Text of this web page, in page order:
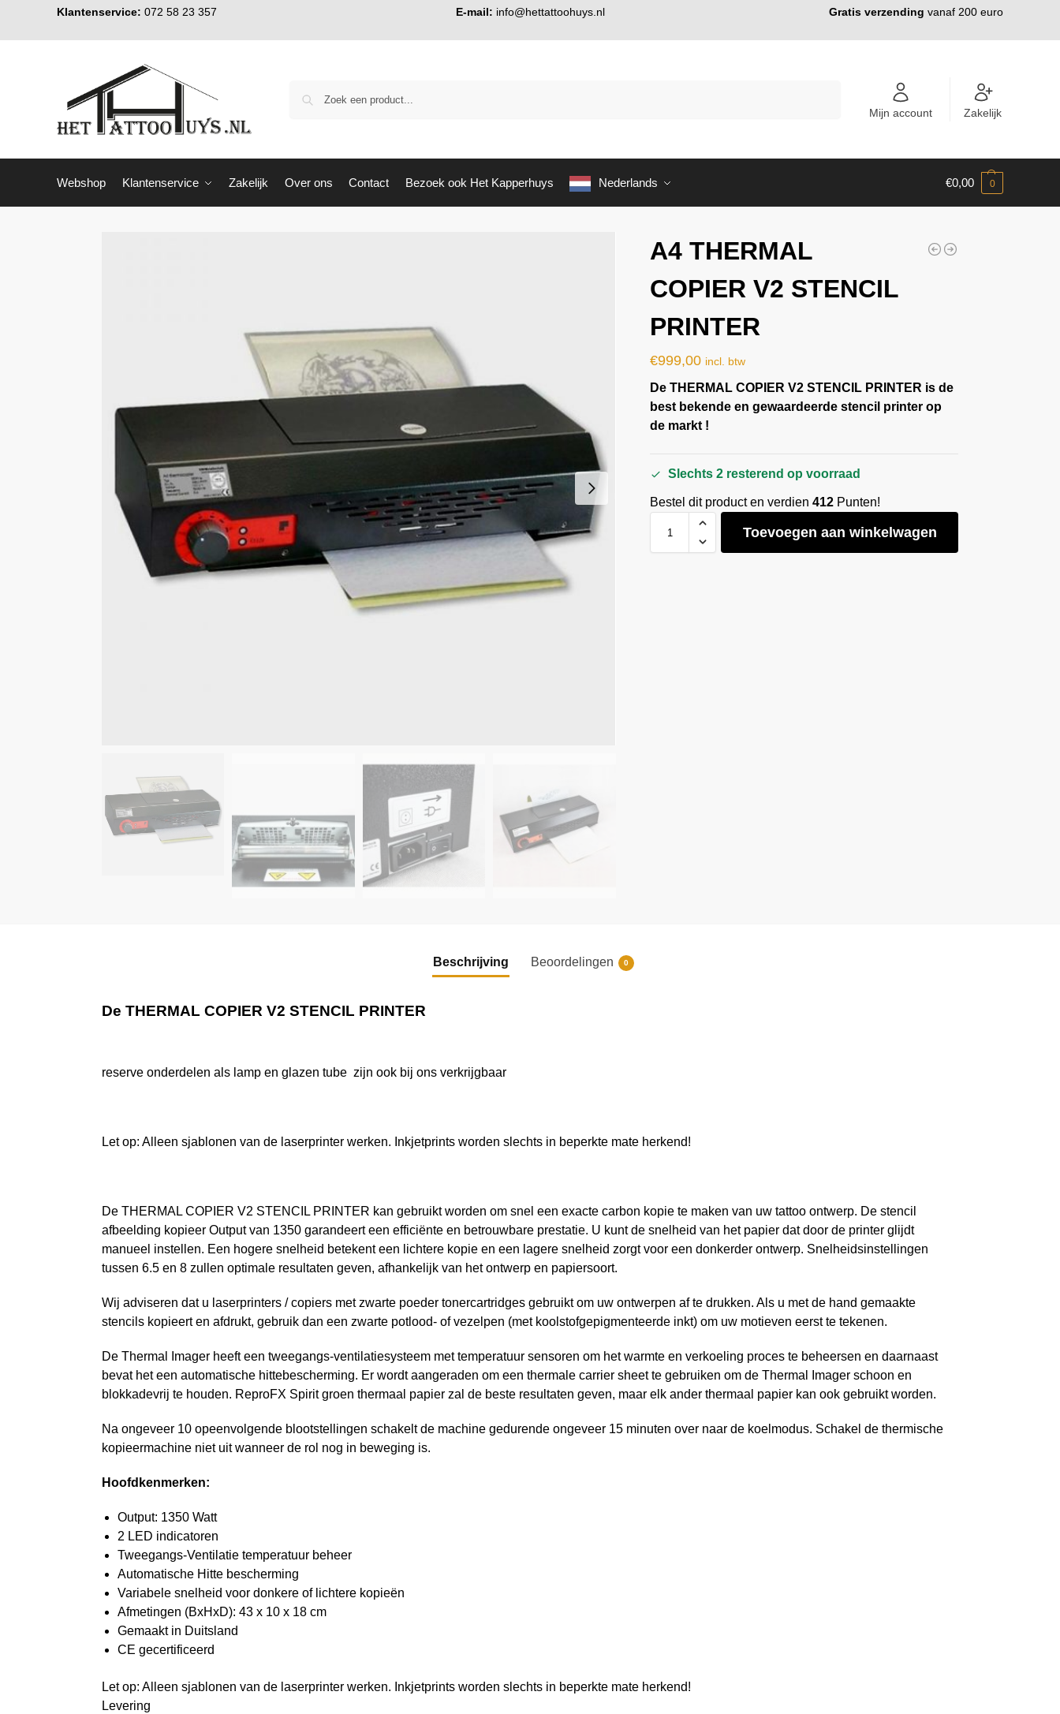
Klantenservice: 072 58 23 357 E-mail: info@hettattoohuys.nl Gratis verzending vanaf 200 euro
Mijn account Zakelijk
Webshop Klantenservice Zakelijk Over ons Contact Bezoek ook Het Kapperhuys Nederlands €0,00 0
A4 THERMAL
COPIER V2 STENCIL
PRINTER
€999,00 incl. btw
De THERMAL COPIER V2 STENCIL PRINTER is de
best bekende en gewaardeerde stencil printer op
de markt !
Slechts 2 resterend op voorraad
Bestel dit product en verdien412 Punten!
Toevoegen aan winkelwagen
Beschrijving Beoordelingen 0
De THERMAL COPIER V2 STENCIL PRINTER
reserve onderdelen als lamp en glazen tube zijn ook bij ons verkrijgbaar
Let op: Alleen sjablonen van de laserprinter werken. Inkjetprints worden slechts in beperkte mate herkend!
De THERMAL COPIER V2 STENCIL PRINTER kan gebruikt worden om snel een exacte carbon kopie te maken van uw tattoo ontwerp. De stencil
afbeelding kopieer Output van 1350 garandeert een efficiënte en betrouwbare prestatie. U kunt de snelheid van het papier dat door de printer glijdt
manueel instellen. Een hogere snelheid betekent een lichtere kopie en een lagere snelheid zorgt voor een donkerder ontwerp. Snelheidsinstellingen
tussen 6.5 en 8 zullen optimale resultaten geven, afhankelijk van het ontwerp en papiersoort.
Wij adviseren dat u laserprinters / copiers met zwarte poeder tonercartridges gebruikt om uw ontwerpen af te drukken. Als u met de hand gemaakte
stencils kopieert en afdrukt, gebruik dan een zwarte potlood- of vezelpen (met koolstofgepigmenteerde inkt) om uw motieven eerst te tekenen.
De Thermal Imager heeft een tweegangs-ventilatiesysteem met temperatuur sensoren om het warmte en verkoeling proces te beheersen en daarnaast
bevat het een automatische hittebescherming. Er wordt aangeraden om een thermale carrier sheet te gebruiken om de Thermal Imager schoon en
blokkadevrij te houden. ReproFX Spirit groen thermaal papier zal de beste resultaten geven, maar elk ander thermaal papier kan ook gebruikt worden.
Na ongeveer 10 opeenvolgende blootstellingen schakelt de machine gedurende ongeveer 15 minuten over naar de koelmodus. Schakel de thermische
kopieermachine niet uit wanneer de rol nog in beweging is.
Hoofdkenmerken:
Output: 1350 Watt
2 LED indicatoren
Tweegangs-Ventilatie temperatuur beheer
Automatische Hitte bescherming
Variabele snelheid voor donkere of lichtere kopieën
Afmetingen (BxHxD): 43 x 10 x 18 cm
Gemaakt in Duitsland
CE gecertificeerd
Let op: Alleen sjablonen van de laserprinter werken. Inkjetprints worden slechts in beperkte mate herkend!
Levering